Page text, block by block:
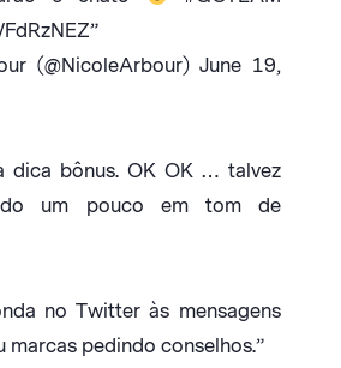
(@NicoleArbour) June 19,
dica bônus. OK OK … talvez
um pouco em tom de
no Twitter às mensagens
marcas pedindo conselhos.”